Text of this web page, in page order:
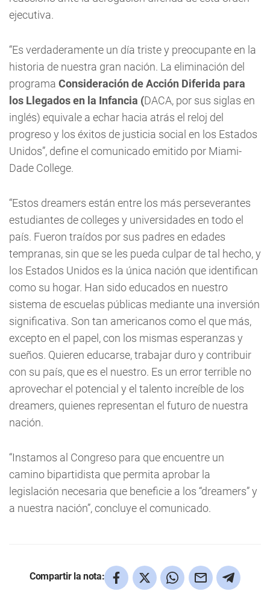
ejecutiva.
“Es verdaderamente un día triste y preocupante en la
historia de nuestra gran nación. La eliminación del
programa Consideración de Acción Diferida para
los Llegados en la Infancia (DACA, por sus siglas en
inglés) equivale a echar hacia atrás el reloj del
progreso y los éxitos de justicia social en los Estados
Unidos”, define el comunicado emitido por Miami-
Dade College.
“Estos dreamers están entre los más perseverantes
estudiantes de colleges y universidades en todo el
país. Fueron traídos por sus padres en edades
tempranas, sin que se les pueda culpar de tal hecho, y
los Estados Unidos es la única nación que identifican
como su hogar. Han sido educados en nuestro
sistema de escuelas públicas mediante una inversión
significativa. Son tan americanos como el que más,
excepto en el papel, con los mismas esperanzas y
sueños. Quieren educarse, trabajar duro y contribuir
con su país, que es el nuestro. Es un error terrible no
aprovechar el potencial y el talento increíble de los
dreamers, quienes representan el futuro de nuestra
nación.
“Instamos al Congreso para que encuentre un
camino bipartidista que permita aprobar la
legislación necesaria que beneficie a los “dreamers” y
a nuestra nación”, concluye el comunicado.
Compartir la nota: